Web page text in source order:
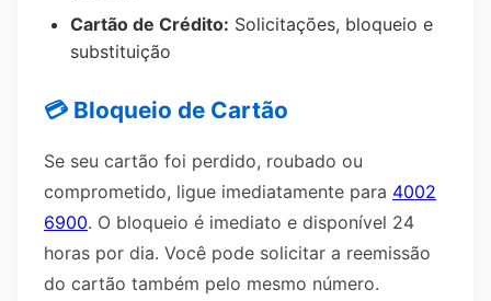
Cartão de Crédito: Solicitações, bloqueio e
substituição
💳 Bloqueio de Cartão
Se seu cartão foi perdido, roubado ou
comprometido, ligue imediatamente para 4002
6900. O bloqueio é imediato e disponível 24
horas por dia. Você pode solicitar a reemissão
do cartão também pelo mesmo número.